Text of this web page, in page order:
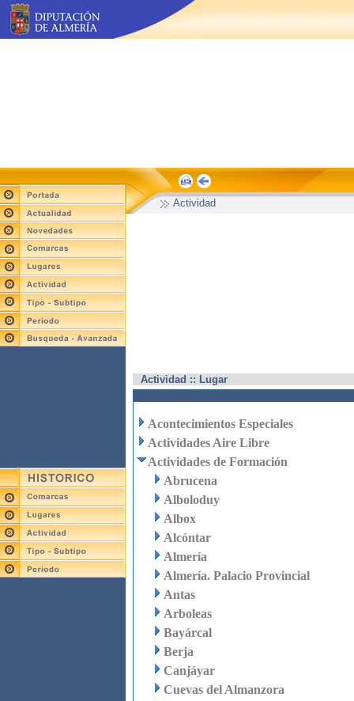
Actividad
Actividad :: Lugar
Acontecimientos Especiales
Actividades Aire Libre
Actividades de Formación
Abrucena
Alboloduy
Albox
Alcóntar
Almería
Almería. Palacio Provincial
Antas
Arboleas
Bayárcal
Berja
Canjáyar
Cuevas del Almanzora